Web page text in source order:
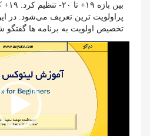
پراولویت ترین تعریف می‌شود.
تخصیص اولویت به برنامه ها
نمایشگر